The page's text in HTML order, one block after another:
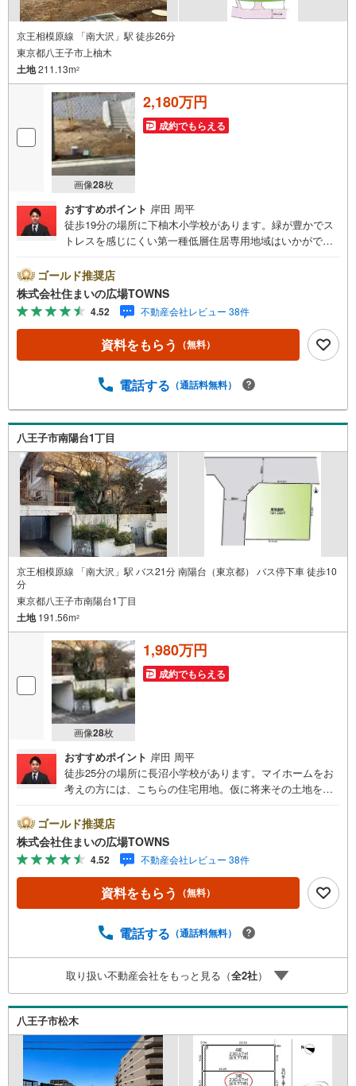
京王相模原線 「南大沢」駅 徒歩26分
東京都八王子市上柚木
土地211.13m2
画像28枚
2,180万円
成約でもらえる
おすすめポイント 岸田 周平
徒歩19分の場所に下柚木小学校があります。緑が豊かでス
トレスを感じにくい第一種低層住居専用地域はいかがでし
す。コチラは売地の情報となっています。土地購入をお考
えの方は是非。マイホームをお考えの方には、こちらの住
宅用地。【年中無休/9:00～21:00】人気物件は特にお問い
合わせが集中するため、お早めにお電話下さい。「室内・
現地を見学する」ボタンよりご予約頂くとご見学がスムー
ズです。■その他、各種ご相談も承っております。○住宅ロ
広場TOWNSからお客様へ経験豊富なスタッフが親身になっ
載物件も併せてご紹介可能ですのでお気軽にお問い合わせ
下さい♪駐車場もございますので、お車でのお越しも大歓
迎です！
ゴールド推奨店
株式会社住まいの広場TOWNS
4.52 不動産会社レビュー 38件
資料をもらう （無料）
電話する （通話料無料）
八王子市南陽台1丁目
京王相模原線 「南大沢」駅 バス21分 南陽台（東京都） バス停下車 徒歩10
分
東京都八王子市南陽台1丁目
土地191.56m2
画像28枚
1,980万円
成約でもらえる
おすすめポイント 岸田 周平
徒歩25分の場所に長沼小学校があります。マイホームをお
考えの方には、こちらの住宅用地。仮に将来その土地を売
も第一種低層住居専用地域のメリットです。通風採光やプ
ライバシーが確保しやすく、また良い眺望が期待できる傾
斜地。こちらの売地は、土地の購入を検討されている方に
イチオシとなっております。土地面積は191.56平米（公
簿）です。【年中無休/9:00～21:00】人気物件は特にお問
い合わせが集中するため、お早めにお電話下さい。「室
ムーズです。■その他、各種ご相談も承っております。○住
いの広場TOWNSからお客様へ経験豊富なスタッフが親身に
なってお客様に合った物件をご紹介させて頂きます！ /他社
様掲載物件も併せてご紹介可能ですのでお気軽にお問い合
わせ下さい♪駐車場もございますので、お車でのお越しも
大歓迎です！
ゴールド推奨店
株式会社住まいの広場TOWNS
4.52 不動産会社レビュー 38件
資料をもらう （無料）
電話する （通話料無料）
取り扱い不動産会社をもっと見る（全2社）
八王子市松木